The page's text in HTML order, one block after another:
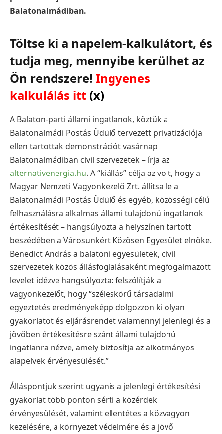
Balatonalmádiban.
Töltse ki a napelem-kalkulátort, és
tudja meg, mennyibe kerülhet az
Ön rendszere! Ingyenes
kalkulálás itt (x)
A Balaton-parti állami ingatlanok, köztük a
Balatonalmádi Postás Üdülő tervezett privatizációja
ellen tartottak demonstrációt vasárnap
Balatonalmádiban civil szervezetek – írja az
alternativenergia.hu. A “kiállás” célja az volt, hogy a
Magyar Nemzeti Vagyonkezelő Zrt. állítsa le a
Balatonalmádi Postás Üdülő és egyéb, közösségi célú
felhasználásra alkalmas állami tulajdonú ingatlanok
értékesítését – hangsúlyozta a helyszínen tartott
beszédében a Városunkért Közösen Egyesület elnöke.
Benedict András a balatoni egyesületek, civil
szervezetek közös állásfoglalásaként megfogalmazott
levelet idézve hangsúlyozta: felszólítják a
vagyonkezelőt, hogy “széleskörű társadalmi
egyeztetés eredményeképp dolgozzon ki olyan
gyakorlatot és eljárásrendet valamennyi jelenlegi és a
jövőben értékesítésre szánt állami tulajdonú
ingatlanra nézve, amely biztosítja az alkotmányos
alapelvek érvényesülését.”
Álláspontjuk szerint ugyanis a jelenlegi értékesítési
gyakorlat több ponton sérti a közérdek
érvényesülését, valamint ellentétes a közvagyon
kezelésére, a környezet védelmére és a jövő